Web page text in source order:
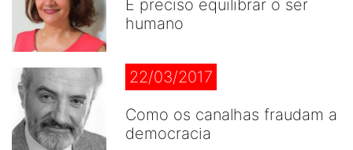
É preciso equilibrar o ser
humano
22/03/2017
Como os canalhas fraudam a
democracia